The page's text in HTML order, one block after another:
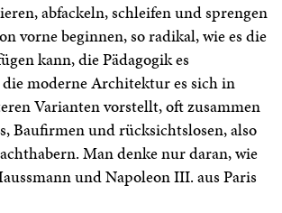
abfackeln, schleifen und sprengen
vorne beginnen, so radikal, wie es die
kann, die Pädagogik es
moderne Architektur es sich in
Varianten vorstellt, oft zusammen
Baufirmen und rücksichtslosen, also
Man denke nur daran, wie
und Napoleon III. aus Paris